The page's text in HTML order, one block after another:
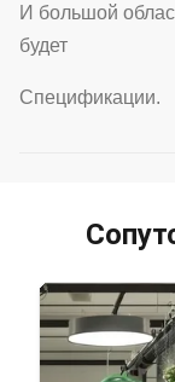
И большой
будет
Спецификации.